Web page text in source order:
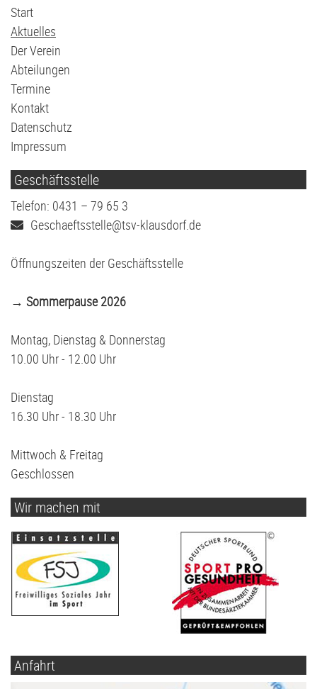
Navigation
überspringen
Start
Aktuelles
Der Verein
Abteilungen
Termine
Kontakt
Datenschutz
Impressum
Geschäftsstelle
Telefon: 0431 – 79 65 3
Geschaeftsstelle@tsv-klausdorf.de
Öffnungszeiten der Geschäftsstelle
→ Sommerpause 2026
Montag, Dienstag & Donnerstag
10.00 Uhr - 12.00 Uhr
Dienstag
16.30 Uhr - 18.30 Uhr
Mittwoch & Freitag
Geschlossen
Wir machen mit
Anfahrt